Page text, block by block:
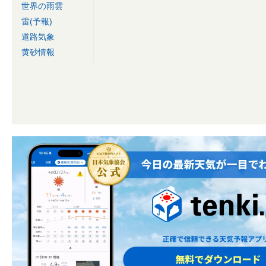
世界の雨雲
雷(予報)
道路気象
黄砂情報